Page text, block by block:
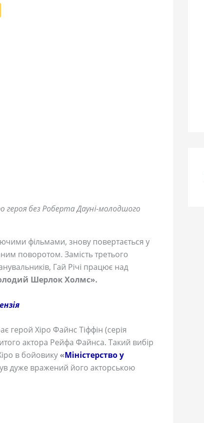
героя без Роберта Дауні-молодшого
фільмами, знову повертається у
поворотом. Замість третього
Гай Річі працює над
Шерлок Холмс».
герой Хіро Файнс Тіффін (серія
актора Рейфа Файнса. Такий вибір
в бойовику«Міністерство у
дуже вражений його акторською